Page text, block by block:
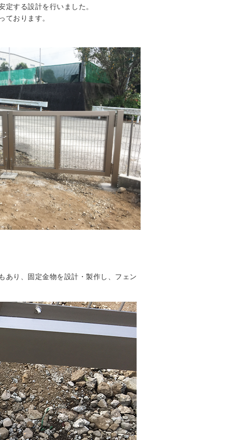
する設計を行いました。
おります。
あり、固定金物を設計・製作し、フェン